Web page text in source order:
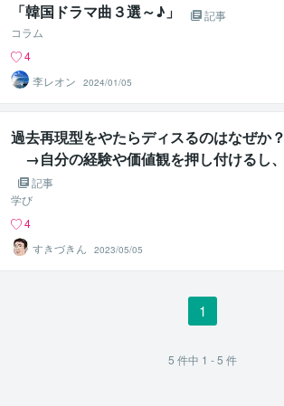
「韓国ドラマ曲３選～♪」
記事
コラム
4
李レオン
2024/01/05
過去再現型をやたらディスるのはなぜか？
→自分の経験や価値観を押し付けるし、
マウントして「みげか診断」の探求を阻害
するから
記事
学び
4
すきづきん
2023/05/05
1
5 件中 1 - 5 件